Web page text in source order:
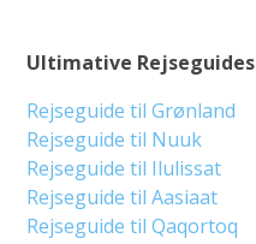
Ultimative Rejseguides
Rejseguide til Grønland
Rejseguide til Nuuk
Rejseguide til Ilulissat
Rejseguide til Aasiaat
Rejseguide til Qaqortoq